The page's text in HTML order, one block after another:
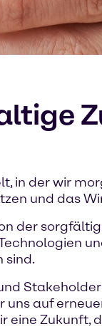
in der wir
und das
der
sind.
auf
Zukunft,